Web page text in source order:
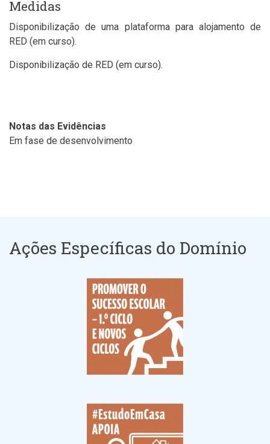
Medidas
Disponibilização de uma plataforma para alojamento de
RED (em curso).
Disponibilização de RED (em curso).
Notas das Evidências
Em fase de desenvolvimento
Ações Específicas do Domínio